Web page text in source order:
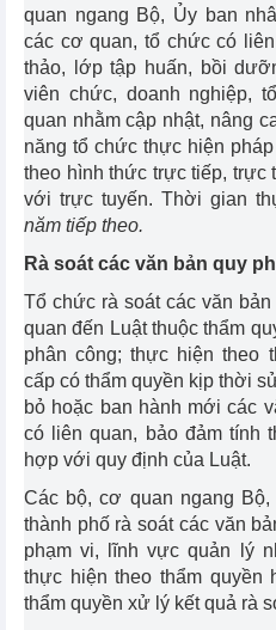
quan ngang Bộ, Ủy ban
các cơ quan, tổ chức có
thảo, lớp tập huấn, bồi
viên chức, doanh nghiệp,
quan nhằm cập nhật, nâng
năng tổ chức thực hiện
theo hình thức trực tiếp, trực
với trực tuyến. Thời gian
năm tiếp theo.
Rà soát các văn bản quy
Tổ chức rà soát các văn
quan đến Luật thuộc thẩm
phân công; thực hiện theo
cấp có thẩm quyền kịp thời
bỏ hoặc ban hành mới các
có liên quan, bảo đảm tính
hợp với quy định của Luật.
Các bộ, cơ quan ngang
thành phố rà soát các văn
phạm vi, lĩnh vực quản lý
thực hiện theo thẩm quyền
thẩm quyền xử lý kết quả rà